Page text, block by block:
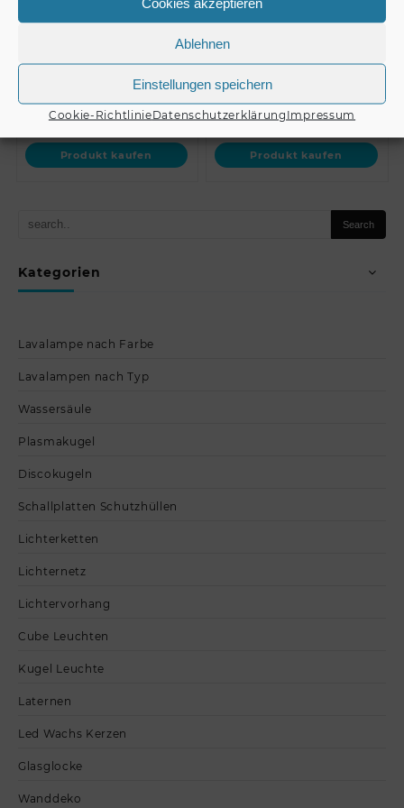
Ablehnen
Einstellungen speichern
Cookie-RichtlinieDatenschutzerklärung Impressum
Kategorien
Lavalampe nach Farbe
Lavalampen nach Typ
Wassersäule
Plasmakugel
Discokugeln
Schallplatten Schutzhüllen
Lichterketten
Lichternetz
Lichtervorhang
Cube Leuchten
Kugel Leuchte
Laternen
Led Wachs Kerzen
Glasglocke
Wanddeko
Operator 192 Controller
€125,00
Produkt kaufen
EUROLITE DMX LED
EASY Operator Deluxe
€89,90
Produkt kaufen